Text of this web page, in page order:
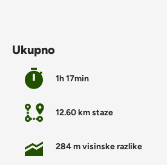
Ukupno
1h 17min
12.60 km staze
284 m visinske razlike